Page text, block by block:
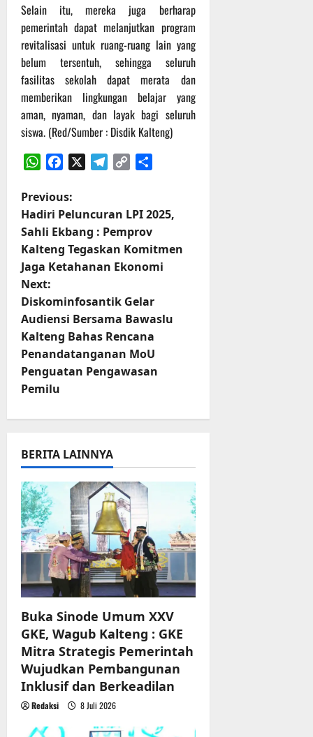
‎Selain itu, mereka juga berharap
pemerintah dapat melanjutkan program
revitalisasi untuk ruang-ruang lain yang
belum tersentuh, sehingga seluruh
fasilitas sekolah dapat merata dan
memberikan lingkungan belajar yang
aman, nyaman, dan layak bagi seluruh
siswa. (Red/Sumber : Disdik Kalteng)
P
o
s
t
n
a
v
a
t
i
o
n
Previous:
Hadiri Peluncuran LPI 2025,
Sahli Ekbang : Pemprov
Kalteng Tegaskan Komitmen
Jaga Ketahanan Ekonomi
Next:
Diskominfosantik Gelar
Audiensi Bersama Bawaslu
Kalteng Bahas Rencana
Penandatanganan MoU
Penguatan Pengawasan
Pemilu
BERITA LAINNYA
Buka Sinode Umum XXV
GKE, Wagub Kalteng : GKE
Mitra Strategis Pemerintah
Wujudkan Pembangunan
Inklusif dan Berkeadilan
Redaksi 8 Juli 2026